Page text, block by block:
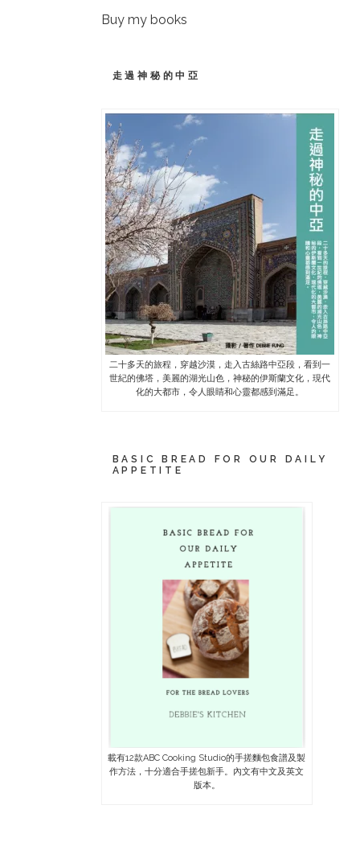
Buy my books
走過神秘的中亞
二十多天的旅程，穿越沙漠，走入古絲路中亞段，看到一
世紀的佛塔，美麗的湖光山色，神秘的伊斯蘭文化，現代
化的大都市，令人眼睛和心靈都感到滿足。
BASIC BREAD FOR OUR DAILY
APPETITE
載有12款ABC Cooking Studio的手搓麵包食譜及製
作方法，十分適合手搓包新手。內文有中文及英文
版本。